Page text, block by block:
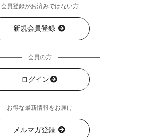
会員登録がお済みではない方
新規会員登録
会員の方
ログイン
お得な最新情報をお届け
メルマガ登録